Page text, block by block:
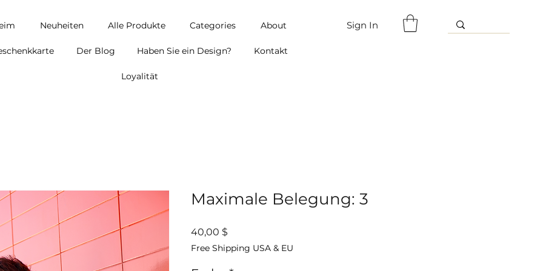
Neuheiten Alle Produkte Categories About
Der Blog Haben Sie ein Design? Kontakt
Loyalität
Sign In
Maximale Belegung: 3
40,00 $
Free Shipping USA & EU